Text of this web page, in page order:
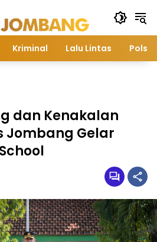
Kriminal Lalu Lintas
dan Kenakalan
Jombang Gelar